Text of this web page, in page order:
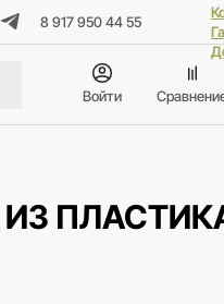
8 917 950 44 55
Войти